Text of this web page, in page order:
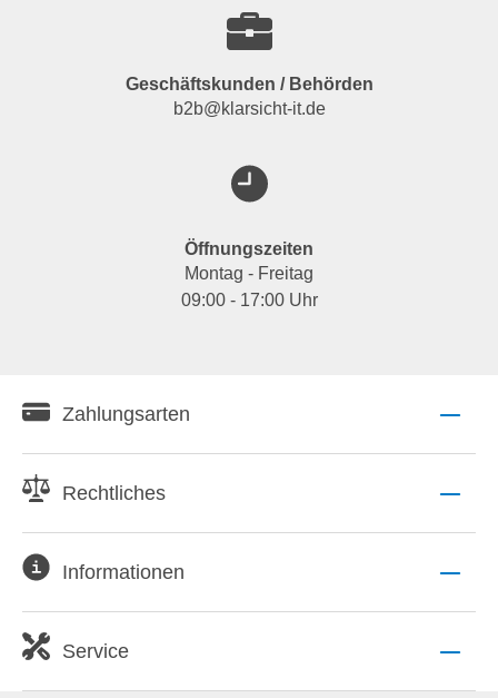
Geschäftskunden / Behörden
b2b@klarsicht-it.de
Öffnungszeiten
Montag - Freitag
09:00 - 17:00 Uhr
Zahlungsarten
Rechtliches
Informationen
Service